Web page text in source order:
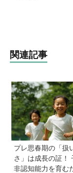
関連記事
プレ思春期の「扱
さ」は成長の証！
非認知能力を育む